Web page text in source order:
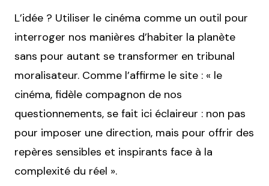
L’idée ? Utiliser le cinéma comme un outil pour
interroger nos manières d’habiter la planète
sans pour autant se transformer en tribunal
moralisateur. Comme l’affirme le site : « le
cinéma, fidèle compagnon de nos
questionnements, se fait ici éclaireur : non pas
pour imposer une direction, mais pour offrir des
repères sensibles et inspirants face à la
complexité du réel ».